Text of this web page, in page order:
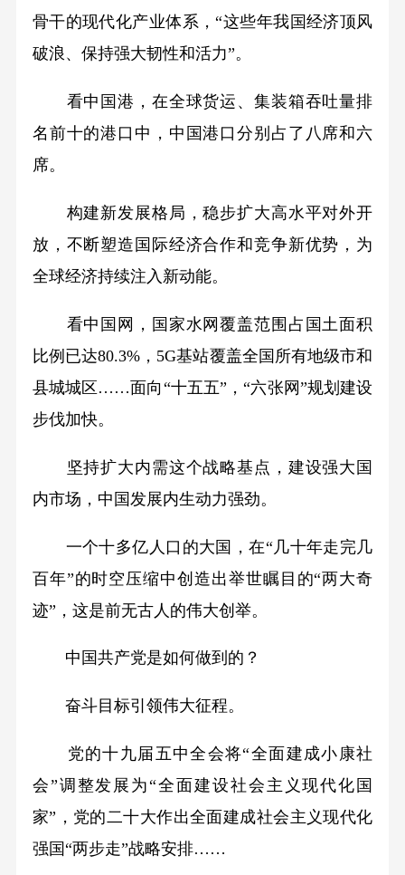
骨干的现代化产业体系，“这些年我国经济顶风
破浪、保持强大韧性和活力”。
看中国港，在全球货运、集装箱吞吐量排
名前十的港口中，中国港口分别占了八席和六
席。
构建新发展格局，稳步扩大高水平对外开
放，不断塑造国际经济合作和竞争新优势，为
全球经济持续注入新动能。
看中国网，国家水网覆盖范围占国土面积
比例已达80.3%，5G基站覆盖全国所有地级市和
县城城区……面向“十五五”，“六张网”规划建设
步伐加快。
坚持扩大内需这个战略基点，建设强大国
内市场，中国发展内生动力强劲。
一个十多亿人口的大国，在“几十年走完几
百年”的时空压缩中创造出举世瞩目的“两大奇
迹”，这是前无古人的伟大创举。
中国共产党是如何做到的？
奋斗目标引领伟大征程。
党的十九届五中全会将“全面建成小康社
会”调整发展为“全面建设社会主义现代化国
家”，党的二十大作出全面建成社会主义现代化
强国“两步走”战略安排……